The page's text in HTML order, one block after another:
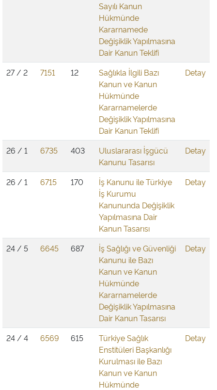
Sayılı Kanun
Hükmünde
Kararnamede
Değişiklik Yapılmasına
Dair Kanun Teklifi
27 / 2 7151 12
Sağlıkla İlgili Bazı
Kanun ve Kanun
Hükmünde
Kararnamelerde
Değişiklik Yapılmasına
Dair Kanun Teklifi
Detay
26 / 1 6735 403
Uluslararası İşgücü
Kanunu Tasarısı
Detay
26 / 1 6715 170
İş Kanunu ile Türkiye
İş Kurumu
Kanununda Değişiklik
Yapılmasına Dair
Kanun Tasarısı
Detay
24 / 5 6645 687
İş Sağlığı ve Güvenliği
Kanunu ile Bazı
Kanun ve Kanun
Hükmünde
Kararnamelerde
Değişiklik Yapılmasına
Dair Kanun Tasarısı
Detay
24 / 4 6569 615
Türkiye Sağlık
Enstitüleri Başkanlığı
Kurulması ile Bazı
Kanun ve Kanun
Hükmünde
Detay